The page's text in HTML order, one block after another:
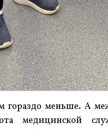
гораздо меньше. А
медицинской